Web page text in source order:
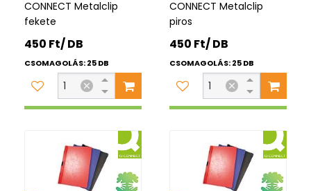
CONNECT Metalclip
fekete
450 Ft/ DB
CSOMAGOLÁS: 25 DB
CONNECT Metalclip
piros
450 Ft/ DB
CSOMAGOLÁS: 25 DB